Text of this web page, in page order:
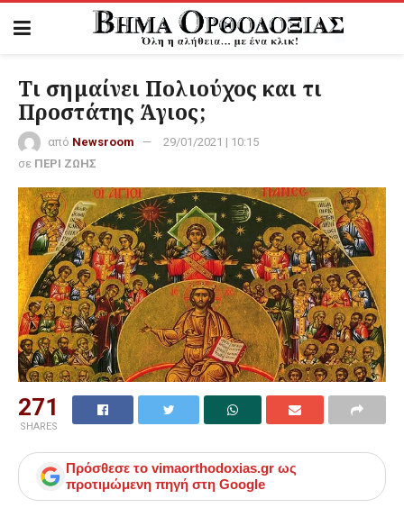
Τι σημαίνει Πολιούχος και τι
Προστάτης Άγιος;
από Newsroom
29/01/2021 | 10:15
σε ΠΕΡΙ ΖΩΗΣ
271
SHARES
Πρόσθεσε το vimaorthodoxias.gr ως
προτιμώμενη πηγή στη Google